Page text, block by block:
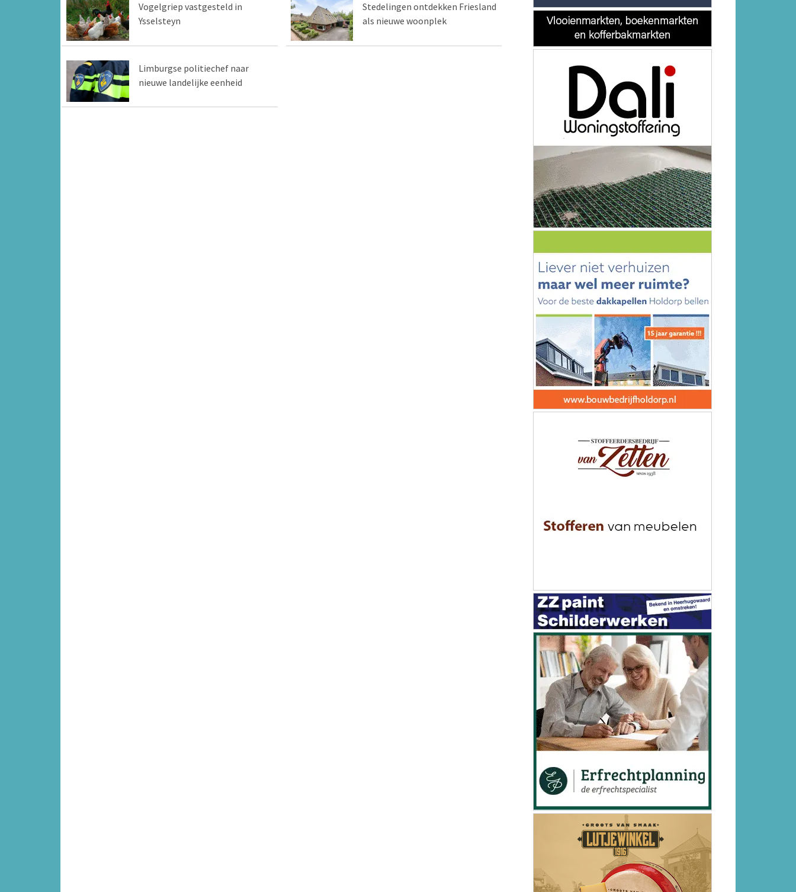
Vogelgriep vastgesteld in
Ysselsteyn
Stedelingen ontdekken Friesland
als nieuwe woonplek
Limburgse politiechef naar
nieuwe landelijke eenheid